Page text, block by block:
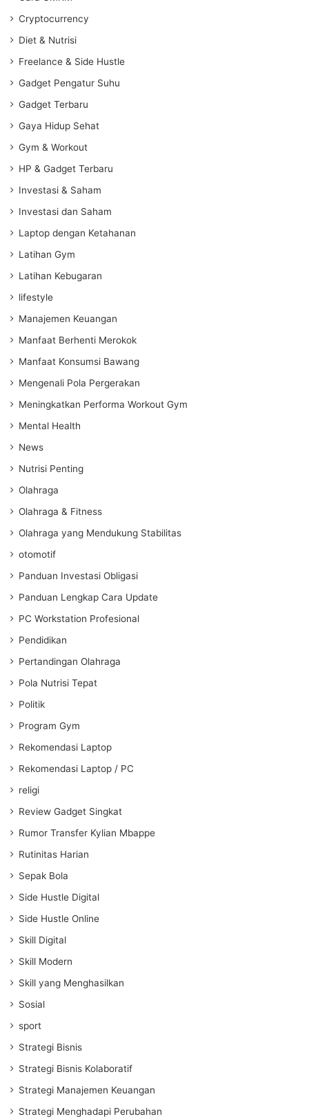
Cryptocurrency
Diet & Nutrisi
Freelance & Side Hustle
Gadget Pengatur Suhu
Gadget Terbaru
Gaya Hidup Sehat
Gym & Workout
HP & Gadget Terbaru
Investasi & Saham
Investasi dan Saham
Laptop dengan Ketahanan
Latihan Gym
Latihan Kebugaran
lifestyle
Manajemen Keuangan
Manfaat Berhenti Merokok
Manfaat Konsumsi Bawang
Mengenali Pola Pergerakan
Meningkatkan Performa Workout Gym
Mental Health
News
Nutrisi Penting
Olahraga
Olahraga & Fitness
Olahraga yang Mendukung Stabilitas
otomotif
Panduan Investasi Obligasi
Panduan Lengkap Cara Update
PC Workstation Profesional
Pendidikan
Pertandingan Olahraga
Pola Nutrisi Tepat
Politik
Program Gym
Rekomendasi Laptop
Rekomendasi Laptop / PC
religi
Review Gadget Singkat
Rumor Transfer Kylian Mbappe
Rutinitas Harian
Sepak Bola
Side Hustle Digital
Side Hustle Online
Skill Digital
Skill Modern
Skill yang Menghasilkan
Sosial
sport
Strategi Bisnis
Strategi Bisnis Kolaboratif
Strategi Manajemen Keuangan
Strategi Menghadapi Perubahan